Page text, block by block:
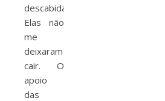
descabidas.
Elas não
me
deixaram
cair. O
apoio
das